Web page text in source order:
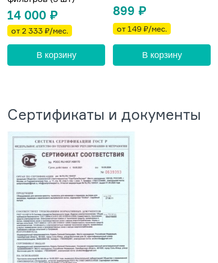
14 000 ₽
от 2 333 ₽/мес.
В корзину
899 ₽
от 149 ₽/мес.
В корзину
Сертификаты и документы